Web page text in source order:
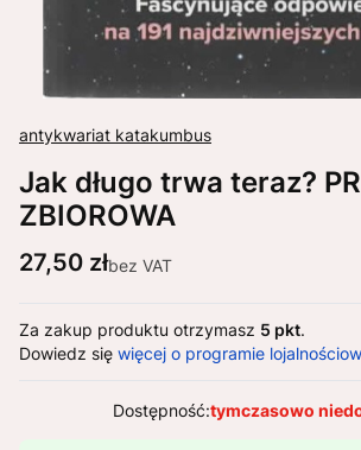
antykwariat katakumbus
Jak długo trwa teraz?
ZBIOROWA
Cena
27,50 złbez VAT
Za zakup produktu otrzymasz 5 pkt.
Dowiedz się więcej o programie
Dostępność:tymczasowo